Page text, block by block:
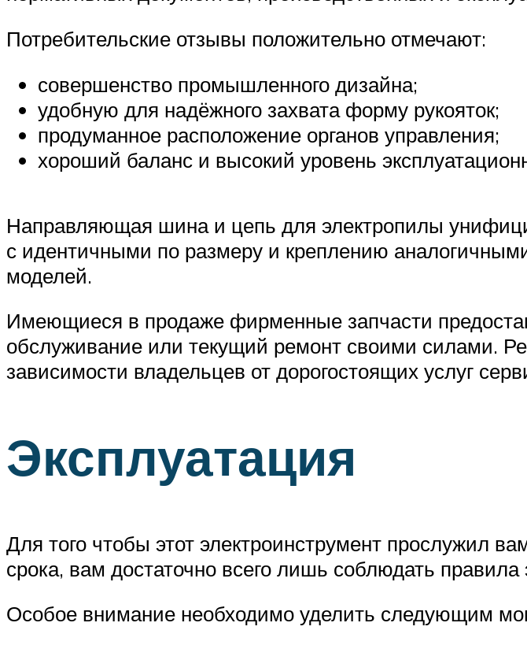
Потребительские отзывы положительно отмечают:
совершенство промышленного дизайна;
удобную для надёжного захвата форму рукояток;
продуманное расположение органов управления;
хороший баланс и высокий уровень
Направляющая шина и цепь для электропилы
с идентичными по размеру и креплению
моделей.
Имеющиеся в продаже фирменные запчасти
обслуживание или текущий ремонт своими силами.
зависимости владельцев от дорогостоящих услуг
Эксплуатация
Для того чтобы этот электроинструмент прослужил
срока, вам достаточно всего лишь соблюдать
Особое внимание необходимо уделить следующим